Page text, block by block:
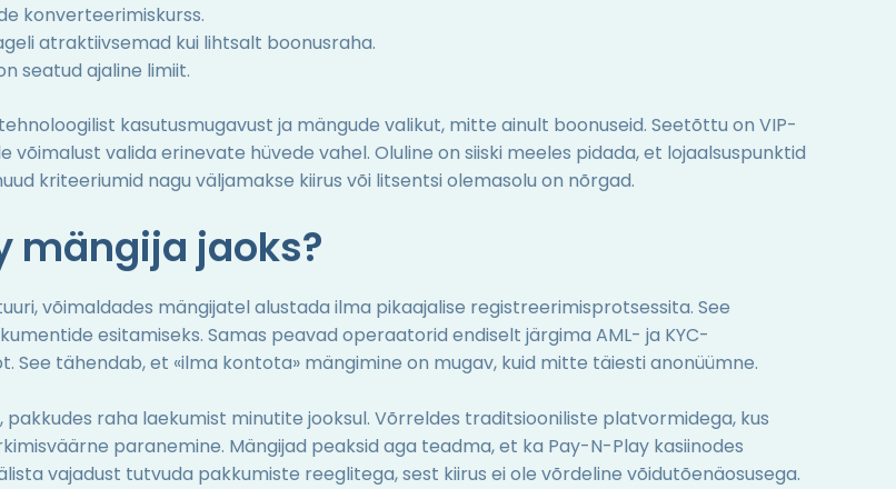
konverteerimiskurss.
atraktiivsemad kui lihtsalt boonusraha.
seatud ajaline limiit.
kasutusmugavust ja mängude valikut, mitte ainult boonuseid. Seetõttu on VIP-
valida erinevate hüvede vahel. Oluline on siiski meeles pidada, et lojaalsuspunktid
kriteeriumid nagu väljamakse kiirus või litsentsi olemasolu on nõrgad.
mängija jaoks?
võimaldades mängijatel alustada ilma pikaajalise registreerimisprotsessita. See
esitamiseks. Samas peavad operaatorid endiselt järgima AML- ja KYC-
See tähendab, et «ilma kontota» mängimine on mugav, kuid mitte täiesti anonüümne.
raha laekumist minutite jooksul. Võrreldes traditsiooniliste platvormidega, kus
paranemine. Mängijad peaksid aga teadma, et ka Pay-N-Play kasiinodes
vajadust tutvuda pakkumiste reeglitega, sest kiirus ei ole võrdeline võidutõenäosusega.